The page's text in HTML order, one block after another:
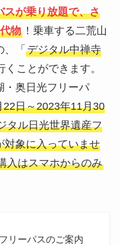
スが乗り放題で、さ
物！乗車する二荒山
「 デジタル中禅寺
くことができます。
・奥日光フリーパ
22日～2023年11月30
タル日光世界遺産フ
対象に入っていませ
入はスマホからのみ
リーパスのご案内